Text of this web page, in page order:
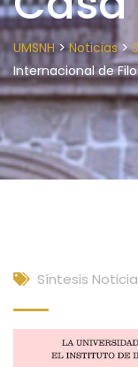
UMSNH>Noticias>
Internacional de
Síntesis